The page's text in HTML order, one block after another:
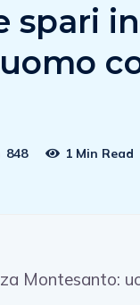
spari
848 1 Min Read